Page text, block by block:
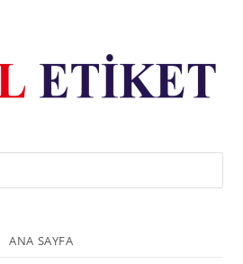
ANA SAYFA